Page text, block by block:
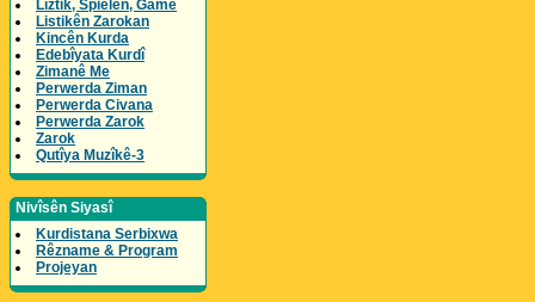
Lîztik, Spielen, Game
Listikên Zarokan
Kincên Kurda
Edebîyata Kurdî
Zimanê Me
Perwerda Ziman
Perwerda Civana
Perwerda Zarok
Zarok
Qutîya Muzîkê-3
Nivîsên Siyasî
Kurdistana Serbixwa
Rêzname & Program
Projeyan